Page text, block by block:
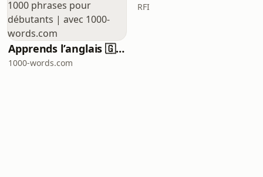
Apprends l’anglais 🇬🇧 pendant ton sommeil 😴 1000 phrases pour débutants | avec 1000-words.com
1000-words.com
RFI